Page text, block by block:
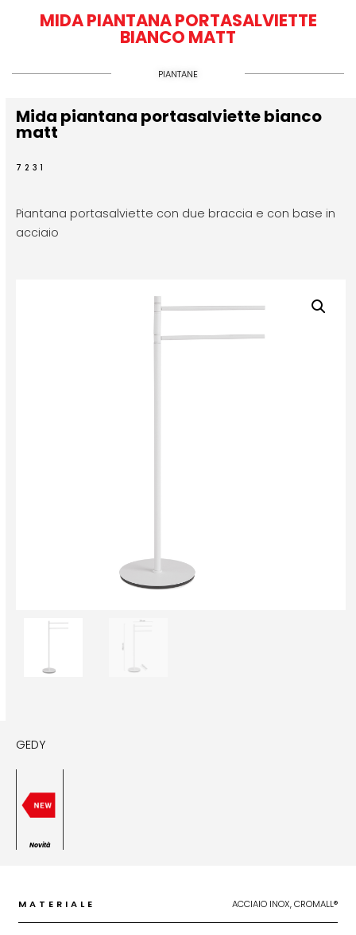
MIDA PIANTANA PORTASALVIETTE
BIANCO MATT
PIANTANE
Mida piantana portasalviette bianco
matt
7231
Piantana portasalviette con due braccia e con base in
acciaio
GEDY
Novità
MATERIALE ACCIAIO INOX, CROMALL®